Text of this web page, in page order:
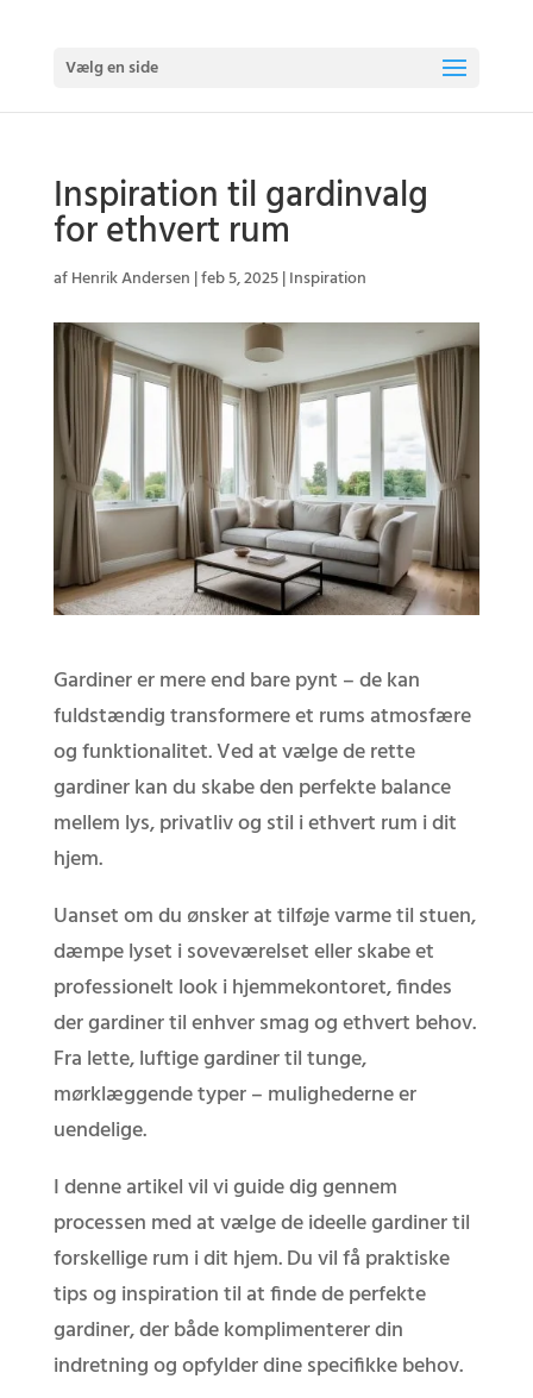
Vælg en side
Inspiration til gardinvalg
for ethvert rum
afHenrik Andersen |feb 5, 2025|Inspiration
Gardiner er mere end bare pynt – de kan
fuldstændig transformere et rums atmosfære
og funktionalitet. Ved at vælge de rette
gardiner kan du skabe den perfekte balance
mellem lys, privatliv og stil i ethvert rum i dit
hjem.
Uanset om du ønsker at tilføje varme til stuen,
dæmpe lyset i soveværelset eller skabe et
professionelt look i hjemmekontoret, findes
der gardiner til enhver smag og ethvert behov.
Fra lette, luftige gardiner til tunge,
mørklæggende typer – mulighederne er
uendelige.
I denne artikel vil vi guide dig gennem
processen med at vælge de ideelle gardiner til
forskellige rum i dit hjem. Du vil få praktiske
tips og inspiration til at finde de perfekte
gardiner, der både komplimenterer din
indretning og opfylder dine specifikke behov.